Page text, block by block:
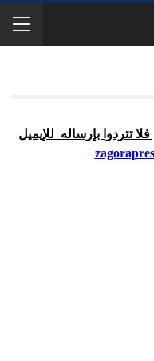
تتردوا بإرساله للإيميل